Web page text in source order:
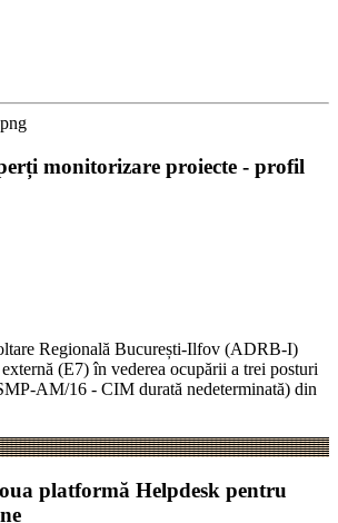
monitorizare proiecte - profil
Regională București-Ilfov (ADRB-I)
(E7) în vederea ocupării a trei posturi
AM/16 - CIM durată nedeterminată) din
platformă Helpdesk pentru